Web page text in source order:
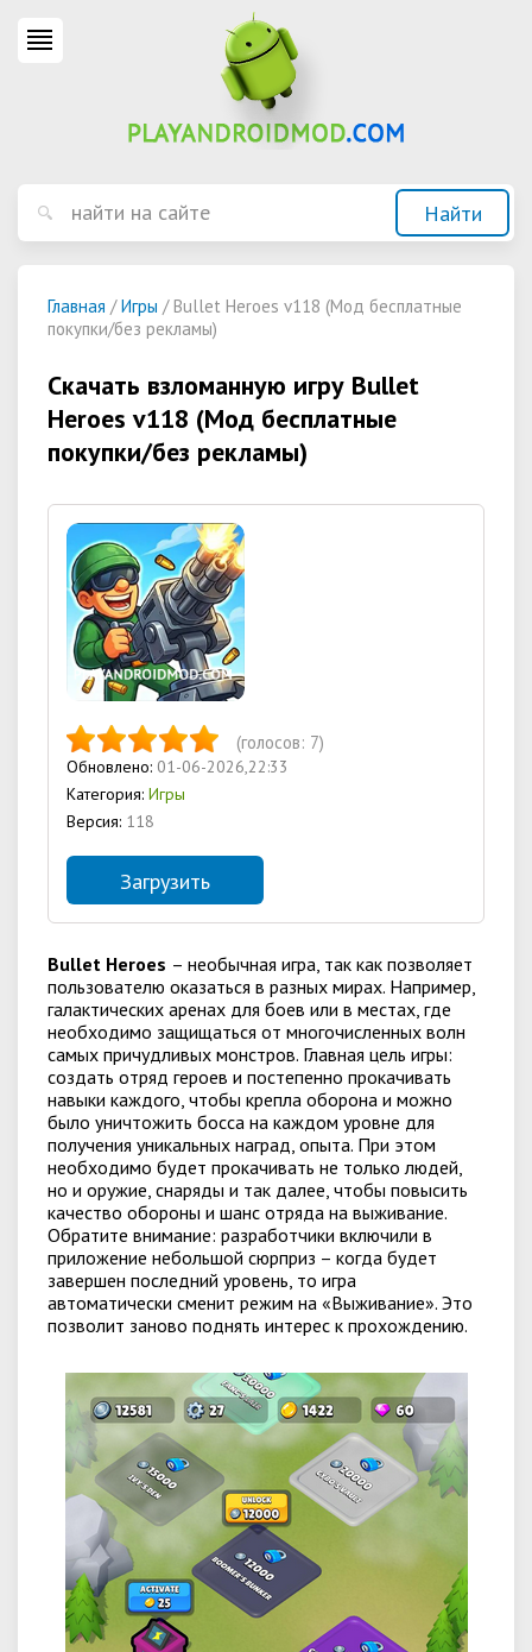
Главная /Игры / Bullet Heroes v118 (Мод бесплатные
покупки/без рекламы)
Скачать взломанную игру Bullet
Heroes v118 (Мод бесплатные
покупки/без рекламы)
(голосов: 7)
Обновлено: 01-06-2026,22:33
Категория: Игры
Версия: 118
Загрузить
Bullet Heroes – необычная игра, так как позволяет
пользователю оказаться в разных мирах. Например,
галактических аренах для боев или в местах, где
необходимо защищаться от многочисленных волн
самых причудливых монстров. Главная цель игры:
создать отряд героев и постепенно прокачивать
навыки каждого, чтобы крепла оборона и можно
было уничтожить босса на каждом уровне для
получения уникальных наград, опыта. При этом
необходимо будет прокачивать не только людей,
но и оружие, снаряды и так далее, чтобы повысить
качество обороны и шанс отряда на выживание.
Обратите внимание: разработчики включили в
приложение небольшой сюрприз – когда будет
завершен последний уровень, то игра
автоматически сменит режим на «Выживание». Это
позволит заново поднять интерес к прохождению.